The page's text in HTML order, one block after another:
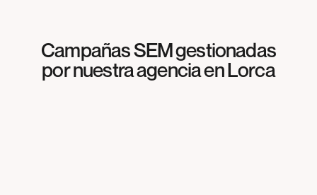
Campañas SEM gestionadas
por nuestra agencia enLorca
SEM
Meliterránea
SEM